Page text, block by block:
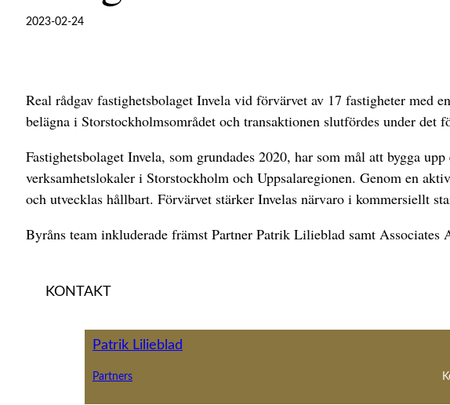
2023-02-24
Real rådgav fastighetsbolaget Invela vid förvärvet av 17 fastigheter
belägna i Storstockholmsområdet och transaktionen slutfördes under det
Fastighetsbolaget Invela, som grundades 2020, har som mål att bygga
verksamhetslokaler i Storstockholm och Uppsalaregionen. Genom en
och utvecklas hållbart. Förvärvet stärker Invelas närvaro i kommersiellt
Byråns team inkluderade främst Partner Patrik Lilieblad samt
KONTAKT
Patrik Lilieblad
Partners